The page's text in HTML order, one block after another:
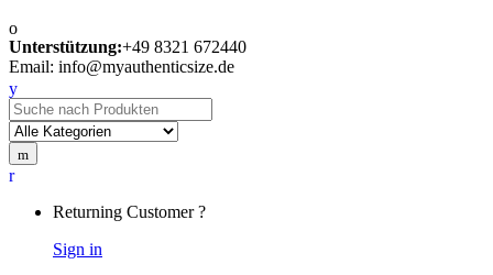
Unterstützung:+49 8321 672440
Email: info@myauthenticsize.de
Search for:
Returning Customer ?
Sign in